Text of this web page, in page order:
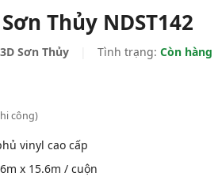
Thủy NDST142
Sơn Thủy Tình trạng: Còn hàng
công)
vinyl cao cấp
x 15.6m / cuộn